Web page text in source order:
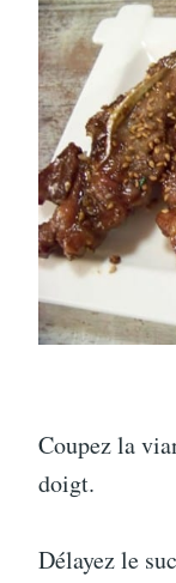
Coupez la
doigt.
Délayez le